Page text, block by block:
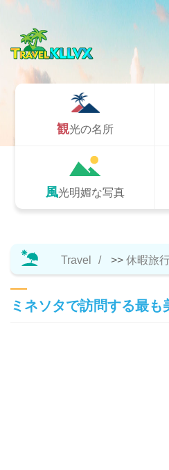
観光の名所
風光明媚な写真
Travel >> 休暇旅
ミネソタで訪問する最も